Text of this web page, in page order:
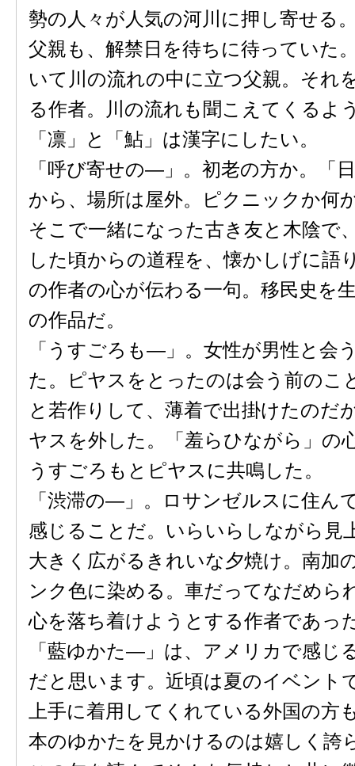
勢の人々が人気の河川に押し寄せる
父親も、解禁日を待ちに待っていた
いて川の流れの中に立つ父親。それ
る作者。川の流れも聞こえてくるよ
「凛」と「鮎」は漢字にしたい。
「呼び寄せの―」。初老の方か。「
から、場所は屋外。ピクニックか何
そこで一緒になった古き友と木陰で
した頃からの道程を、懐かしげに語
の作者の心が伝わる一句。移民史を
の作品だ。
「うすごろも―」。女性が男性と会
た。ピヤスをとったのは会う前のこ
と若作りして、薄着で出掛けたのだ
ヤスを外した。「羞らひながら」の
うすごろもとピヤスに共鳴した。
「渋滞の―」。ロサンゼルスに住ん
感じることだ。いらいらしながら見
大きく広がるきれいな夕焼け。南加
ンク色に染める。車だってなだめら
心を落ち着けようとする作者であっ
「藍ゆかた―」は、アメリカで感じ
だと思います。近頃は夏のイベント
上手に着用してくれている外国の方
本のゆかたを見かけるのは嬉しく誇